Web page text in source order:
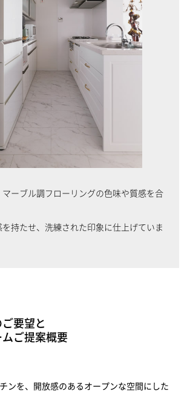
ーブル調フローリングの色味や質感を合
持たせ、洗練された印象に仕上げていま
要望と
ムご提案概要
ンを、開放感のあるオープンな空間にした